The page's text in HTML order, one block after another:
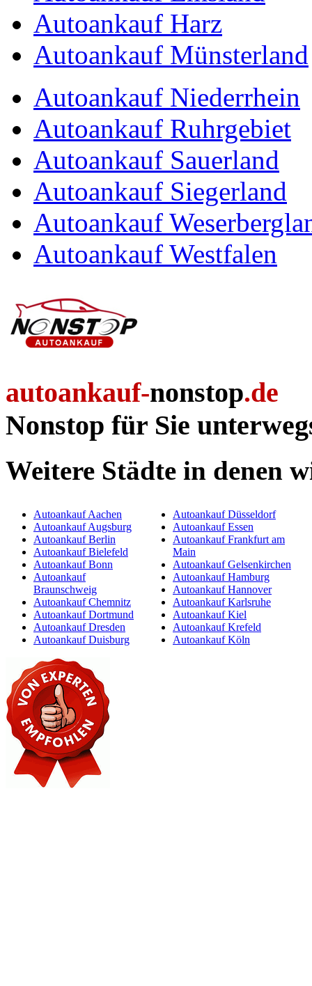
Autoankauf Harz
Autoankauf Münsterland
Autoankauf Niederrhein
Autoankauf Ruhrgebiet
Autoankauf Sauerland
Autoankauf Siegerland
Autoankauf
Autoankauf Westfalen
autoankauf-nonstop.de
Nonstop für Sie
Weitere Städte in denen
Autoankauf Aachen
Autoankauf Augsburg
Autoankauf Berlin
Autoankauf Bielefeld
Autoankauf Bonn
Autoankauf
Braunschweig
Autoankauf Chemnitz
Autoankauf Dortmund
Autoankauf Dresden
Autoankauf Duisburg
Autoankauf Düsseldorf
Autoankauf Essen
Autoankauf Frankfurt am
Main
Autoankauf Gelsenkirchen
Autoankauf Hamburg
Autoankauf Hannover
Autoankauf Karlsruhe
Autoankauf Kiel
Autoankauf Krefeld
Autoankauf Köln